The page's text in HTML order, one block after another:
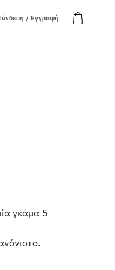
/ Εγγραφή
γκάμα 5